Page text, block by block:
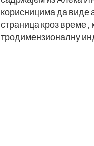
корисницима да виде
страница кроз време ,
тродимензионалну